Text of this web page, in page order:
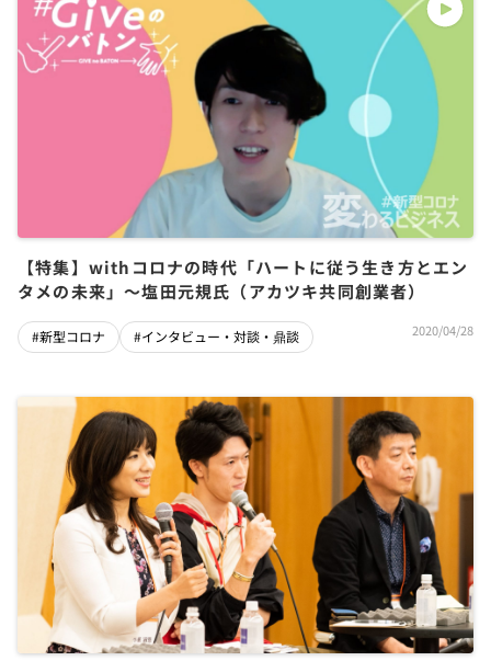
【特集】withコロナの時代「ハートに従う生き方とエン
タメの未来」〜塩田元規氏（アカツキ共同創業者）
#新型コロナ #インタビュー・対談・鼎談 2020/04/28